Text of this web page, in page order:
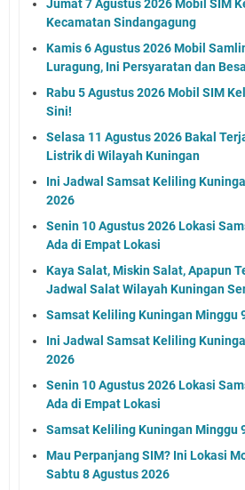
Jumat 7 Agustus 2026 Mobil SIM
Kecamatan Sindangagung
Kamis 6 Agustus 2026 Mobil
Luragung, Ini Persyaratan dan
Rabu 5 Agustus 2026 Mobil SIM
Sini!
Selasa 11 Agustus 2026 Bakal
Listrik di Wilayah Kuningan
Ini Jadwal Samsat Keliling
2026
Senin 10 Agustus 2026 Lokasi
Ada di Empat Lokasi
Kaya Salat, Miskin Salat, Apapun
Jadwal Salat Wilayah Kuningan
Samsat Keliling Kuningan Minggu
Ini Jadwal Samsat Keliling
2026
Senin 10 Agustus 2026 Lokasi
Ada di Empat Lokasi
Samsat Keliling Kuningan Minggu
Mau Perpanjang SIM? Ini Lokasi
Sabtu 8 Agustus 2026